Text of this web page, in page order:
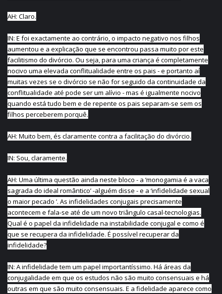
AH: Claro.
IN: E foi exactamente ao contrário, o impacto negativo nos filhos
aumentou e a explicação que se encontrou passa muito por este
facilitismo do divórcio. Ou seja, para uma criança é completamente
nocivo uma elevada conflitualidade entre os pais - e portanto aí
muitas vezes se o divórcio se não for seguido da continuidade da
conflitualidade até pode ser um alívio - mas é igualmente nocivo
quando está tudo bem e de repente os pais separam-se sem os
filhos perceberem porquê.
AH: Muito bem, és claramente contra a facilitação do divórcio.
IN: Sou, claramente.
AH: Uma última questão ainda neste bloco - a ‘monogamia é a vaca
sagrada do ideal romântico’ -alguém disse - e a ‘infidelidade sexual
o maior pecado ’. As infidelidades conjugais precisamente
acontecem e fala-se até de um novo triângulo casal-tecnologias.
Qual é o papel da infidelidade na instabilidade conjugal e como é
que se recupera da infidelidade. É possível recuperar da
infidelidade?
IN: A infidelidade tem um papel importantíssimo. Há áreas da
conjugalidade em que os estudos não são muito consensuais e há
outras em que são muito consensuais. E a fidelidade aparece como